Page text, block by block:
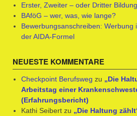
Erster, Zweiter – oder Dritter
BAföG – wer, was, wie lange?
Bewerbungsanschreiben: Werbung
der AIDA-Formel
NEUESTE KOMMENTARE
Checkpoint Berufsweg zu „Die
Arbeitstag einer
(Erfahrungsbericht)
Kathi Seibertzu „Die Haltung